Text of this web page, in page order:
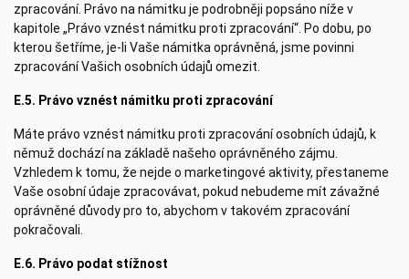
zpracování. Právo na námitku je podrobněji popsáno níže v
kapitole „Právo vznést námitku proti zpracování“. Po dobu, po
kterou šetříme, je-li Vaše námitka oprávněná, jsme povinni
zpracování Vašich osobních údajů omezit.
E.5. Právo vznést námitku proti zpracování
Máte právo vznést námitku proti zpracování osobních údajů, k
němuž dochází na základě našeho oprávněného zájmu.
Vzhledem k tomu, že nejde o marketingové aktivity, přestaneme
Vaše osobní údaje zpracovávat, pokud nebudeme mít závažné
oprávněné důvody pro to, abychom v takovém zpracování
pokračovali.
E.6. Právo podat stížnost